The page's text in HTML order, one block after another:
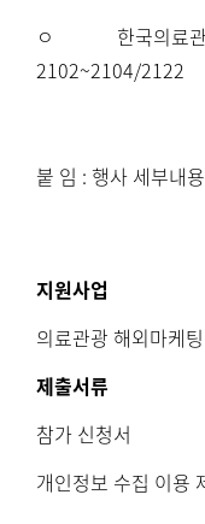
ㅇ 한국의료관광
2102~2104/2122
붙 임 :행사 세부내용
지원사업
의료관광 해외마케
제출서류
참가 신청서
개인정보 수집 이용